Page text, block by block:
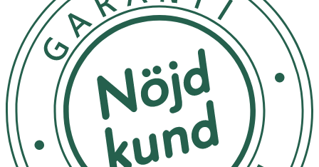
För att säkerställa säkerhet och hygien, byt napp efter 1-
2 månader. Provdra alltid nappen före varje användning.
Lämna inte nappen i direkt solljus eller nära en
värmekälla.
OK för gravida och ammande:
Ja